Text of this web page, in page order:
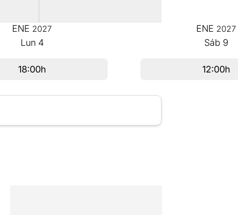
ENE 2027
Lun 4
18:00h
ENE 2027
Sáb 9
12:00h